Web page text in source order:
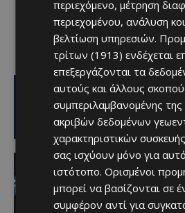
Ειδήσεις
Ο
Κύπρο: Ισχυρή
αβεβαιότητας
Afentiko 06/08/2026
Αθλητικά -
Ανακοινώθηκε
Freedom24 – Η
Afentiko
περιεχόμενο, μέτρηση
περιεχομένου, ανάλυση
βελτίωση υπηρεσιών.
τρίτων (1913) ενδέχεται
επεξεργάζονται τα
αυτούς και άλλους
συμπεριλαμβανομένης της
ακριβών δεδομένων
χαρακτηριστικών
σας ισχύουν μόνο για
ιστότοπο. Ορισμένοι
μπορεί να βασίζονται σε
συμφέρον αντί για